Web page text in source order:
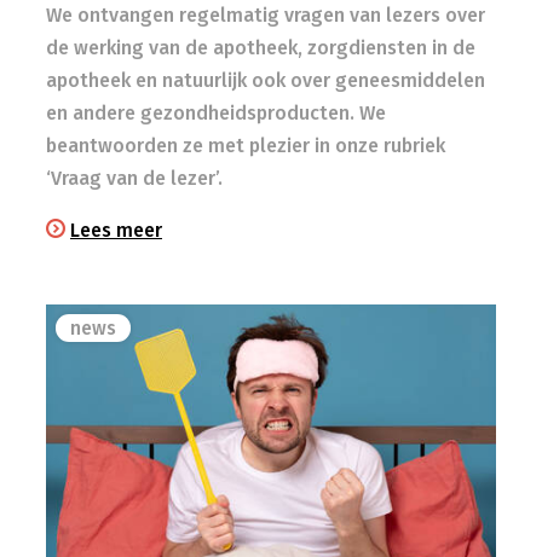
We ontvangen regelmatig vragen van lezers over
de werking van de apotheek, zorgdiensten in de
apotheek en natuurlijk ook over geneesmiddelen
en andere gezondheidsproducten. We
beantwoorden ze met plezier in onze rubriek
‘Vraag van de lezer’.
Lees meer
news